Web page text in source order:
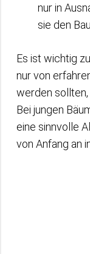
nur in
sie den
Es ist wichtig
nur von
werden sollten,
Bei jungen
eine sinnvolle
von Anfang an